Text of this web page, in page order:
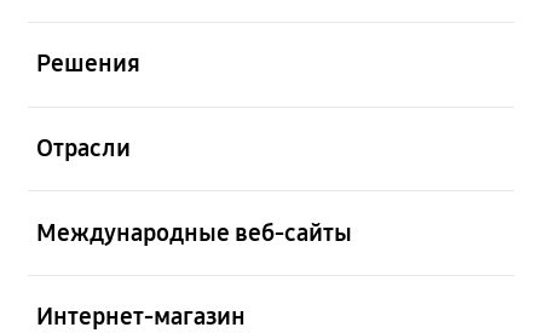
Решения
Отрасли
Международные веб-сайты
Интернет-магазин